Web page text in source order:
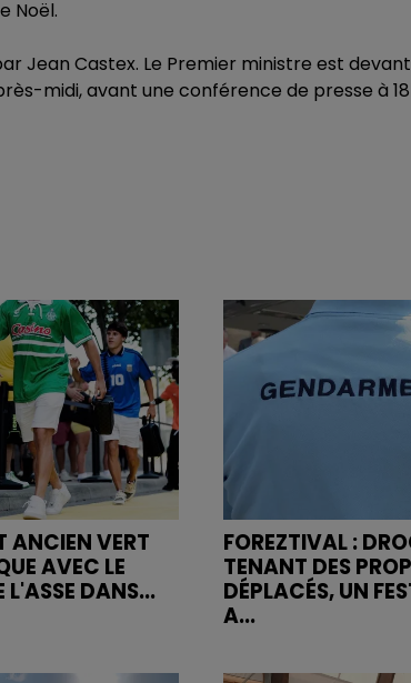
Noël.
Jean Castex. Le Premier ministre est devant
midi, avant une conférence de presse à
ANCIEN VERT
AVEC LE
L'ASSE DANS...
FOREZTIVAL :
TENANT DES
DÉPLACÉS, UN
A...